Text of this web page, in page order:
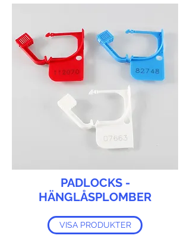
PADLOCKS -
HÄNGLÅSPLOMBER
VISA PRODUKTER